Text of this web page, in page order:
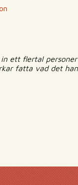
ett flertal
fatta vad det